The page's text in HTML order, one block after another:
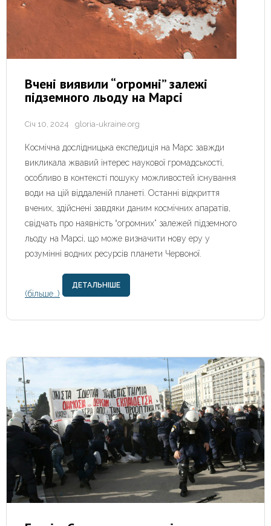
Вчені виявили “огромні” залежі
підземного льоду на Марсі
Січ 10, 2024 gloria-ukraine.org
Космічна дослідницька експедиція на Марс завжди
викликала жвавий інтерес наукової громадськості,
особливо в контексті пошуку можливостей існування
води на цій віддаленій планеті. Останні відкриття
вчених, здійснені завдяки даним космічних апаратів,
свідчать про наявність “огромних” залежей підземного
льоду на Марсі, що може визначити нову еру у
розумінні водних ресурсів планети Червоної.
(більше…)
ДЕТАЛЬНІШЕ